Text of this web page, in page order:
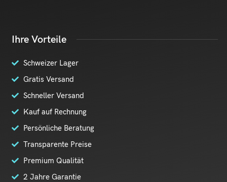
Ihre Vorteile
Schweizer Lager
Gratis Versand
Schneller Versand
Kauf auf Rechnung
Persönliche Beratung
Transparente Preise
Premium Qualität
2 Jahre Garantie